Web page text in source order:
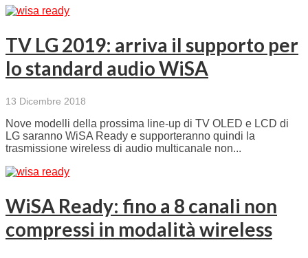
TV LG 2019: arriva il supporto per
lo standard audio WiSA
13 Dicembre 2018
Nove modelli della prossima line-up di TV OLED e LCD di
LG saranno WiSA Ready e supporteranno quindi la
trasmissione wireless di audio multicanale non...
WiSA Ready: fino a 8 canali non
compressi in modalità wireless